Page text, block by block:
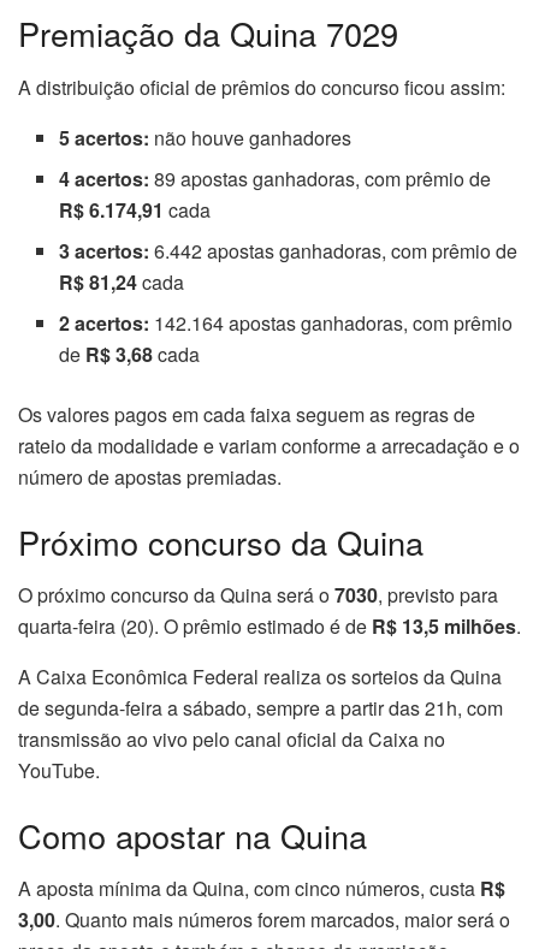
Premiação da Quina 7029
A distribuição oficial de prêmios do concurso ficou assim:
5 acertos: não houve ganhadores
4 acertos: 89 apostas ganhadoras, com prêmio de
R$ 6.174,91 cada
3 acertos: 6.442 apostas ganhadoras, com prêmio de
R$ 81,24cada
2 acertos: 142.164 apostas ganhadoras, com prêmio
de R$ 3,68cada
Os valores pagos em cada faixa seguem as regras de
rateio da modalidade e variam conforme a arrecadação e o
número de apostas premiadas.
Próximo concurso da Quina
O próximo concurso da Quina será o7030, previsto para
quarta-feira (20). O prêmio estimado é de R$ 13,5 milhões.
A Caixa Econômica Federal realiza os sorteios da Quina
de segunda-feira a sábado, sempre a partir das 21h, com
transmissão ao vivo pelo canal oficial da Caixa no
YouTube.
Como apostar na Quina
A aposta mínima da Quina, com cinco números, custa R$
3,00. Quanto mais números forem marcados, maior será o